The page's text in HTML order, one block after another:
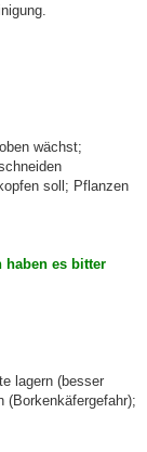
wächst;
soll; Pflanzen
haben es bitter
lagern (besser
(Borkenkäfergefahr);